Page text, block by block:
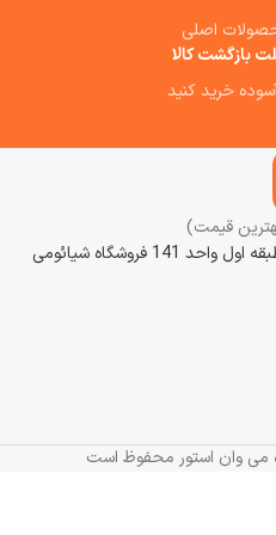
برای نگهداری بهتر و طول عمر بیشتر
اصلی
خرید کنید
قیمت)
فروشگاه شیائومی
می وان استور محفوظ است